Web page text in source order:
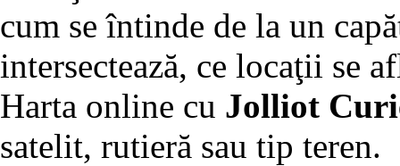
cum se întinde de la un
intersectează, ce locaţii se
Harta online cu Jolliot
satelit, rutieră sau tip teren.